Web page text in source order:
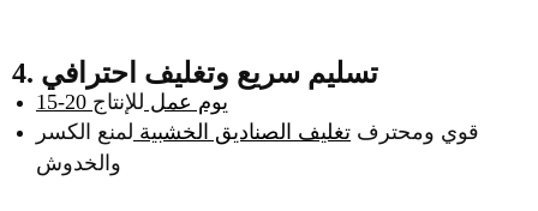
4. تسليم سريع وتغليف احترافي
15-20 يوم عمل للإنتاج
قوي ومحترف تغليف الصناديق الخشبية لمنع الكسر
والخدوش